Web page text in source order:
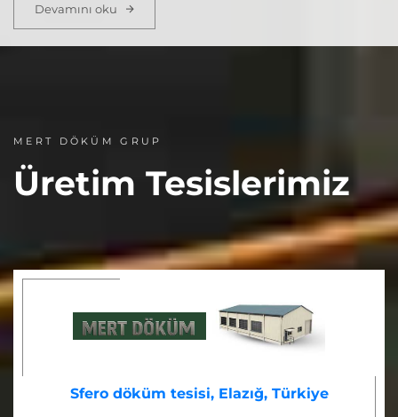
Devamını oku
MERT DÖKÜM GRUP
Üretim Tesislerimiz
Sfero döküm tesisi, Elazığ, Türkiye